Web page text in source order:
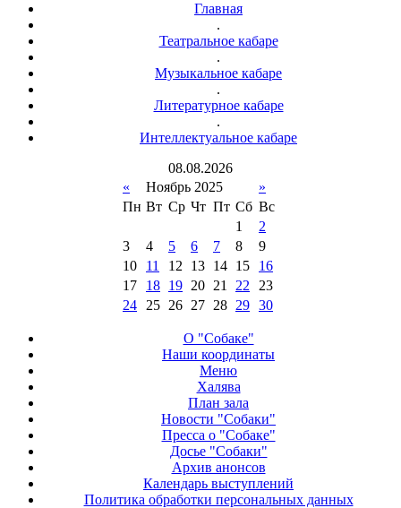
Главная
.
Театральное кабаре
.
Музыкальное кабаре
.
Литературное кабаре
.
Интеллектуальное кабаре
08.08.2026
«
Ноябрь 2025
»
Пн Вт Ср Чт Пт Сб Вс
1
2
3
4 5 6 7 8
9
10
11 12 13 14 15
16
17
18 19 20 21 22
23
24
25 26 27 28 29 30
О "Собаке"
Наши координаты
Меню
Халява
План зала
Новости "Собаки"
Пресса о "Собаке"
Досье "Собаки"
Архив анонсов
Календарь выступлений
Политика обработки персональных данных